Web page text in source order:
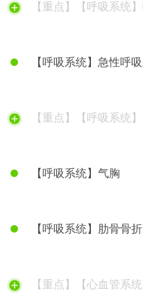
【重点】【呼吸系统
【呼吸系统】急性呼
【重点】【呼吸系统
【呼吸系统】气胸
【呼吸系统】肋骨骨
【重点】【心血管系